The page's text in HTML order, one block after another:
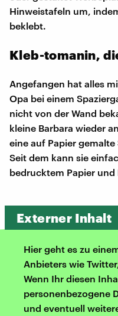
Hinweistafeln um,
beklebt.
Kleb-tomanin,
Angefangen hat alles
Opa bei einem
nicht von der Wand
kleine Barbara wieder
eine auf Papier
Seit dem kann sie
bedrucktem Papier und
Externer Inhalt
Hier geht es zu
Anbieters wie
Wenn Ihr diesen
personenbezogene
und eventuell